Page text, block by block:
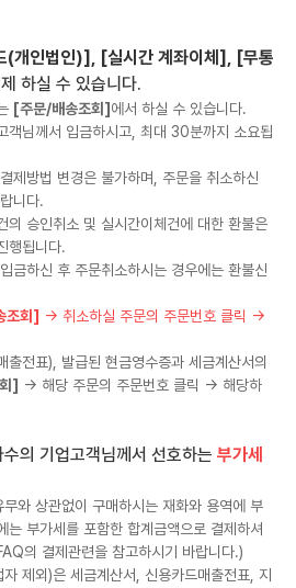
(개인법인)], [실시간 계좌이체], [무통
하실 수 있습니다.
[주문/배송조회] 에서 하실 수 있습니다.
객님께서 입금하시고, 최대 30분까지 소요됩
제방법 변경은 불가하며, 주문을 취소하신
니다.
의 승인취소 및 실시간이체건에 대한 환불은
행됩니다.
금하신 후 주문취소하시는 경우에는 환불신
조회] → 취소하실 주문의 주문번호 클릭 →
출전표), 발급된 현금영수증과 세금계산서의
] → 해당 주문의 주문번호 클릭 → 해당하
의 기업고객님께서 선호하는 부가세
와 상관없이 구매하시는 재화와 용역에 부
는 부가세를 포함한 합계금액으로 결제하셔
의 결제관련을 참고하시기 바랍니다.)
제외)은 세금계산서, 신용카드매출전표, 지